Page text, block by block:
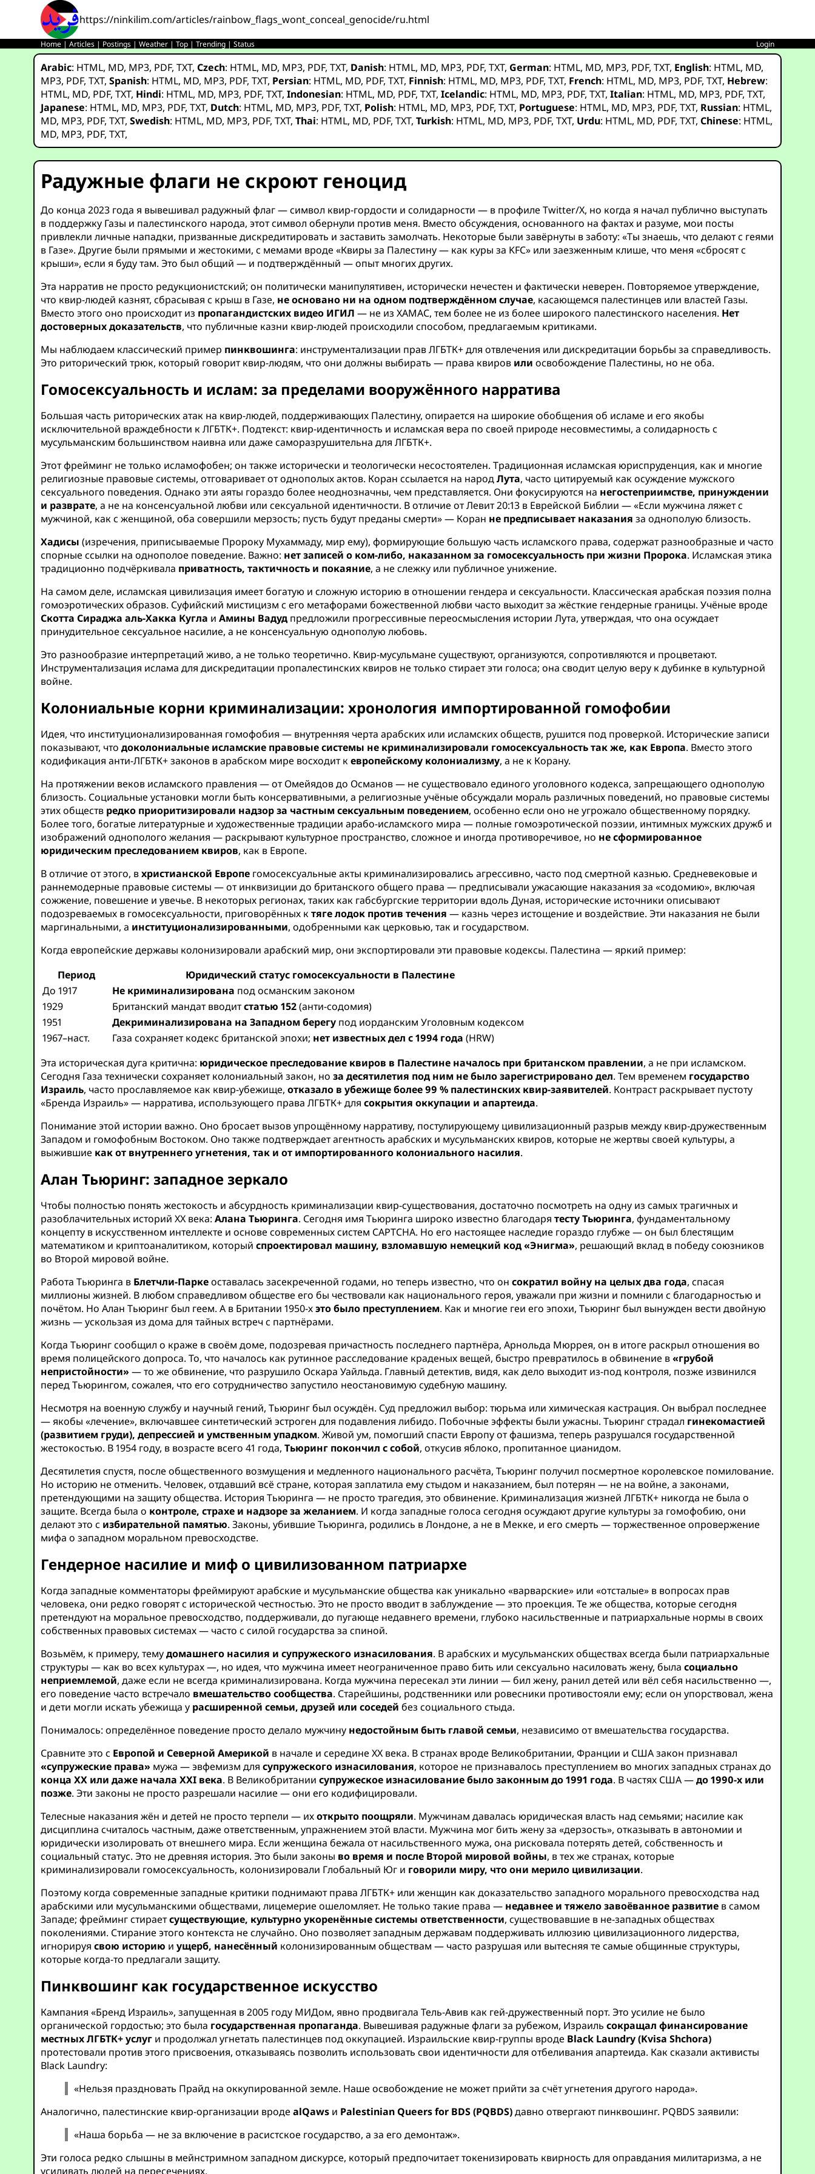
https://ninkilim.com/articles/rainbow_flags_wont_conceal_genocide/ru.html
Home |Articles | Postings |Weather |Top |Trending |Status Login
Arabic: HTML, MD, MP3, PDF,TXT,Czech: HTML, MD, MP3, PDF,TXT, Danish: HTML, MD, MP3, PDF,TXT, German: HTML, MD, MP3, PDF,TXT, English: HTML, MD,
MP3, PDF,TXT,Spanish: HTML, MD, MP3, PDF,TXT, Persian: HTML, MD, PDF,TXT, Finnish: HTML, MD, MP3, PDF,TXT, French: HTML, MD, MP3, PDF,TXT, Hebrew:
HTML, MD, PDF,TXT, Hindi: HTML, MD, MP3, PDF,TXT,Indonesian: HTML, MD, PDF,TXT,Icelandic: HTML, MD, MP3, PDF,TXT,Italian: HTML, MD, MP3, PDF,TXT,
Japanese: HTML, MD, MP3, PDF,TXT, Dutch: HTML, MD, MP3, PDF,TXT, Polish: HTML, MD, MP3, PDF,TXT, Portuguese: HTML, MD, MP3, PDF,TXT, Russian: HTML,
MD, MP3, PDF,TXT,Swedish: HTML, MD, MP3, PDF,TXT,Thai: HTML, MD, PDF,TXT,Turkish: HTML, MD, MP3, PDF,TXT, Urdu: HTML, MD, PDF,TXT,Chinese: HTML,
MD, MP3, PDF,TXT,
Радужные флаги не скроют геноцид
До конца 2023 года я вывешивал радужный флаг — символ квир-гордости и солидарности — в профиле Twitter/X, но когда я начал публично выступать
в поддержку Газы и палестинского народа, этот символ обернули против меня. Вместо обсуждения, основанного на фактах и разуме, мои посты
привлекли личные нападки, призванные дискредитировать и заставить замолчать. Некоторые были завёрнуты в заботу: «Ты знаешь, что делают с геями
в Газе». Другие были прямыми и жестокими, с мемами вроде «Квиры за Палестину — как куры за KFC» или заезженным клише, что меня «сбросят с
крыши», если я буду там. Это был общий — и подтверждённый — опыт многих других.
Эта нарратив не просто редукционистский; он политически манипулятивен, исторически нечестен и фактически неверен. Повторяемое утверждение,
что квир-людей казнят, сбрасывая с крыш в Газе, не основано ни на одном подтверждённом случае, касающемся палестинцев или властей Газы.
Вместо этого оно происходит из пропагандистских видео ИГИЛ — не из ХАМАС, тем более не из более широкого палестинского населения. Нет
достоверных доказательств, что публичные казни квир-людей происходили способом, предлагаемым критиками.
Мы наблюдаем классический пример пинквошинга: инструментализации прав ЛГБТК+ для отвлечения или дискредитации борьбы за справедливость.
Это риторический трюк, который говорит квир-людям, что они должны выбирать — права квиров или освобождение Палестины, но не оба.
Гомосексуальность и ислам: за пределами вооружённого нарратива
Большая часть риторических атак на квир-людей, поддерживающих Палестину, опирается на широкие обобщения об исламе и его якобы
исключительной враждебности к ЛГБТК+. Подтекст: квир-идентичность и исламская вера по своей природе несовместимы, а солидарность с
мусульманским большинством наивна или даже саморазрушительна для ЛГБТК+.
Этот фрейминг не только исламофобен; он также исторически и теологически несостоятелен. Традиционная исламская юриспруденция, как и многие
религиозные правовые системы, отговаривает от однополых актов. Коран ссылается на народЛута, часто цитируемый как осуждение мужского
сексуального поведения. Однако эти аяты гораздо более неоднозначны, чем представляется. Они фокусируются на негостеприимстве, принуждении
и разврате, а не на консенсуальной любви или сексуальной идентичности. В отличие от Левит 20:13 в Еврейской Библии — «Если мужчина ляжет с
мужчиной, как с женщиной, оба совершили мерзость; пусть будут преданы смерти» — Коран не предписывает наказания за однополую близость.
Хадисы (изречения, приписываемые Пророку Мухаммаду, мир ему), формирующие большую часть исламского права, содержат разнообразные и часто
спорные ссылки на однополое поведение. Важно: нет записей о ком-либо, наказанном за гомосексуальность при жизни Пророка. Исламская этика
традиционно подчёркивала приватность, тактичность и покаяние, а не слежку или публичное унижение.
На самом деле, исламская цивилизация имеет богатую и сложную историю в отношении гендера и сексуальности. Классическая арабская поэзия полна
гомоэротических образов. Суфийский мистицизм с его метафорами божественной любви часто выходит за жёсткие гендерные границы. Учёные вроде
Скотта Сираджа аль-Хакка Кугла иАмины Вадуд предложили прогрессивные переосмысления истории Лута, утверждая, что она осуждает
принудительное сексуальное насилие, а не консенсуальную однополую любовь.
Это разнообразие интерпретаций живо, а не только теоретично. Квир-мусульмане существуют, организуются, сопротивляются и процветают.
Инструментализация ислама для дискредитации пропалестинских квиров не только стирает эти голоса; она сводит целую веру к дубинке в культурной
войне.
Колониальные корни криминализации: хронология импортированной гомофобии
Идея, что институционализированная гомофобия — внутренняя черта арабских или исламских обществ, рушится под проверкой. Исторические записи
показывают, чтодоколониальные исламские правовые системы не криминализировали гомосексуальность так же, как Европа. Вместо этого
кодификация анти-ЛГБТК+ законов в арабском мире восходит кевропейскому колониализму, а не к Корану.
На протяжении веков исламского правления — от Омейядов до Османов — не существовало единого уголовного кодекса, запрещающего однополую
близость. Социальные установки могли быть консервативными, а религиозные учёные обсуждали мораль различных поведений, но правовые системы
этих обществ редко приоритизировали надзор за частным сексуальным поведением, особенно если оно не угрожало общественному порядку.
Более того, богатые литературные и художественные традиции арабо-исламского мира — полные гомоэротической поэзии, интимных мужских дружб и
изображений однополого желания — раскрывают культурное пространство, сложное и иногда противоречивое, но не сформированное
юридическим преследованием квиров, как в Европе.
В отличие от этого, вхристианской Европе гомосексуальные акты криминализировались агрессивно, часто под смертной казнью. Средневековые и
раннемодерные правовые системы — от инквизиции до британского общего права — предписывали ужасающие наказания за «содомию», включая
сожжение, повешение и увечье. В некоторых регионах, таких как габсбургские территории вдоль Дуная, исторические источники описывают
подозреваемых в гомосексуальности, приговорённых ктяге лодок против течения — казнь через истощение и воздействие. Эти наказания не были
маргинальными, а институционализированными, одобренными как церковью, так и государством.
Когда европейские державы колонизировали арабский мир, они экспортировали эти правовые кодексы. Палестина — яркий пример:
Период
Юридический статус гомосексуальности в Палестине
До 1917
Не криминализирована под османским законом
1929
Британский мандат вводитстатью 152(анти-содомия)
1951
Декриминализирована на Западном берегу под иорданским Уголовным кодексом
1967–наст.
Газа сохраняет кодекс британской эпохи; нет известных дел с 1994 года (HRW)
Эта историческая дуга критична: юридическое преследование квиров в Палестине началось при британском правлении, а не при исламском.
Сегодня Газа технически сохраняет колониальный закон, ноза десятилетия под ним не было зарегистрировано дел. Тем временем государство
Израиль, часто прославляемое как квир-убежище,отказало в убежище более 99 % палестинских квир-заявителей. Контраст раскрывает пустоту
«Бренда Израиль» — нарратива, использующего права ЛГБТК+ длясокрытия оккупации и апартеида.
Понимание этой истории важно. Оно бросает вызов упрощённому нарративу, постулирующему цивилизационный разрыв между квир-дружественным
Западом и гомофобным Востоком. Оно также подтверждает агентность арабских и мусульманских квиров, которые не жертвы своей культуры, а
выжившие как от внутреннего угнетения, так и от импортированного колониального насилия.
Алан Тьюринг: западное зеркало
Чтобы полностью понять жестокость и абсурдность криминализации квир-существования, достаточно посмотреть на одну из самых трагичных и
разоблачительных историй XX века:Алана Тьюринга. Сегодня имя Тьюринга широко известно благодарятесту Тьюринга, фундаментальному
концепту в искусственном интеллекте и основе современных систем CAPTCHA. Но его настоящее наследие гораздо глубже — он был блестящим
математиком и криптоаналитиком, которыйспроектировал машину, взломавшую немецкий код «Энигма», решающий вклад в победу союзников
во Второй мировой войне.
Работа Тьюринга в Блетчли-Паркеоставалась засекреченной годами, но теперь известно, что онсократил войну на целых два года, спасая
миллионы жизней. В любом справедливом обществе его бы чествовали как национального героя, уважали при жизни и помнили с благодарностью и
почётом. Но Алан Тьюринг был геем. А в Британии 1950-хэто было преступлением. Как и многие геи его эпохи, Тьюринг был вынужден вести двойную
жизнь — ускользая из дома для тайных встреч с партнёрами.
Когда Тьюринг сообщил о краже в своём доме, подозревая причастность последнего партнёра, Арнольда Мюррея, он в итоге раскрыл отношения во
время полицейского допроса. То, что началось как рутинное расследование краденых вещей, быстро превратилось в обвинение в«грубой
непристойности»— то же обвинение, что разрушило Оскара Уайльда. Главный детектив, видя, как дело выходит из-под контроля, позже извинился
перед Тьюрингом, сожалея, что его сотрудничество запустило неостановимую судебную машину.
Несмотря на военную службу и научный гений, Тьюринг был осуждён. Суд предложил выбор: тюрьма или химическая кастрация. Он выбрал последнее
— якобы «лечение», включавшее синтетический эстроген для подавления либидо. Побочные эффекты были ужасны. Тьюринг страдал гинекомастией
(развитием груди), депрессией и умственным упадком. Живой ум, помогший спасти Европу от фашизма, теперь разрушался государственной
жестокостью. В 1954 году, в возрасте всего 41 года,Тьюринг покончил с собой, откусив яблоко, пропитанное цианидом.
Десятилетия спустя, после общественного возмущения и медленного национального расчёта, Тьюринг получил посмертное королевское помилование.
Но историю не отменить. Человек, отдавший всё стране, которая заплатила ему стыдом и наказанием, был потерян — не на войне, а законами,
претендующими на защиту общества. История Тьюринга — не просто трагедия, это обвинение. Криминализация жизней ЛГБТК+ никогда не была о
защите. Всегда была о контроле, страхе и надзоре за желанием. И когда западные голоса сегодня осуждают другие культуры за гомофобию, они
делают это с избирательной памятью. Законы, убившие Тьюринга, родились в Лондоне, а не в Мекке, и его смерть — торжественное опровержение
мифа о западном моральном превосходстве.
Гендерное насилие и миф о цивилизованном патриархе
Когда западные комментаторы фреймируют арабские и мусульманские общества как уникально «варварские» или «отсталые» в вопросах прав
человека, они редко говорят с исторической честностью. Это не просто вводит в заблуждение — это проекция. Те же общества, которые сегодня
претендуют на моральное превосходство, поддерживали, до пугающе недавнего времени, глубоко насильственные и патриархальные нормы в своих
собственных правовых системах — часто с силой государства за спиной.
Возьмём, к примеру, темудомашнего насилия и супружеского изнасилования. В арабских и мусульманских обществах всегда были патриархальные
структуры — как во всех культурах —, но идея, что мужчина имеет неограниченное право бить или сексуально насиловать жену, быласоциально
неприемлемой, даже если не всегда криминализирована. Когда мужчина пересекал эти линии — бил жену, ранил детей или вёл себя насильственно —,
его поведение часто встречало вмешательство сообщества. Старейшины, родственники или ровесники противостояли ему; если он упорствовал, жена
и дети могли искать убежища у расширенной семьи, друзей или соседей без социального стыда.
Понималось: определённое поведение просто делало мужчину недостойным быть главой семьи, независимо от вмешательства государства.
Сравните это с Европой и Северной Америкой в начале и середине XX века. В странах вроде Великобритании, Франции и США закон признавал
«супружеские права» мужа — эвфемизм длясупружеского изнасилования, которое не признавалось преступлением во многих западных странах до
конца XX или даже начала XXI века. В Великобританиисупружеское изнасилование было законным до 1991 года. В частях США —до 1990-х или
позже. Эти законы не просто разрешали насилие — они его кодифицировали.
Телесные наказания жён и детей не просто терпели — ихоткрыто поощряли. Мужчинам давалась юридическая власть над семьями; насилие как
дисциплина считалось частным, даже ответственным, упражнением этой власти. Мужчина мог бить жену за «дерзость», отказывать в автономии и
юридически изолировать от внешнего мира. Если женщина бежала от насильственного мужа, она рисковала потерять детей, собственность и
социальный статус. Это не древняя история. Это были законы во время и после Второй мировой войны, в тех же странах, которые
криминализировали гомосексуальность, колонизировали Глобальный Юг и говорили миру, что они мерило цивилизации.
Поэтому когда современные западные критики поднимают права ЛГБТК+ или женщин как доказательство западного морального превосходства над
арабскими или мусульманскими обществами, лицемерие ошеломляет. Не только такие права — недавнее и тяжело завоёванное развитие в самом
Западе; фрейминг стираетсуществующие, культурно укоренённые системы ответственности, существовавшие в не-западных обществах
поколениями. Стирание этого контекста не случайно. Оно позволяет западным державам поддерживать иллюзию цивилизационного лидерства,
игнорируясвою историю иущерб, нанесённый колонизированным обществам — часто разрушая или вытесняя те самые общинные структуры,
которые когда-то предлагали защиту.
Пинквошинг как государственное искусство
Кампания «Бренд Израиль», запущенная в 2005 году МИДом, явно продвигала Тель-Авив как гей-дружественный порт. Это усилие не было
органической гордостью; это была государственная пропаганда. Вывешивая радужные флаги за рубежом, Израильсокращал финансирование
местных ЛГБТК+ услуг и продолжал угнетать палестинцев под оккупацией. Израильские квир-группы вроде Black Laundry (Kvisa Shchora)
протестовали против этого присвоения, отказываясь позволить использовать свои идентичности для отбеливания апартеида. Как сказали активисты
Black Laundry:
«Нельзя праздновать Прайд на оккупированной земле. Наше освобождение не может прийти за счёт угнетения другого народа».
Аналогично, палестинские квир-организации вродеalQaws и Palestinian Queers for BDS (PQBDS)давно отвергают пинквошинг. PQBDS заявили:
«Наша борьба — не за включение в расистское государство, а за его демонтаж».
Эти голоса редко слышны в мейнстримном западном дискурсе, который предпочитает токенизировать квирность для оправдания милитаризма, а не
усиливать людей на пересечениях.